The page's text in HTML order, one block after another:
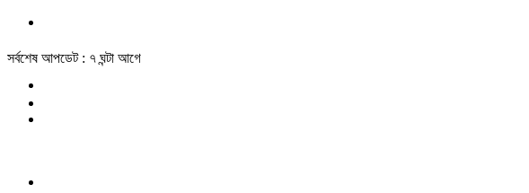
সর্বশেষ আপডেট : ৭ ঘন্টা আগে